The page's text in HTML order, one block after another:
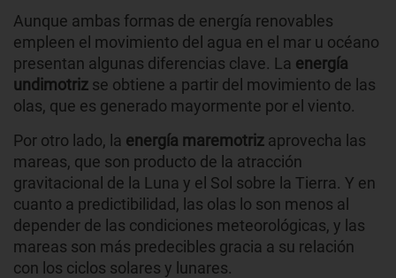
Aunque ambas formas de energía renovables
empleen el movimiento del agua en el mar u océano
presentan algunas diferencias clave. La energía
undimotriz se obtiene a partir del movimiento de las
olas, que es generado mayormente por el viento.
Por otro lado, la energía maremotriz aprovecha las
mareas, que son producto de la atracción
gravitacional de la Luna y el Sol sobre la Tierra. Y en
cuanto a predictibilidad, las olas lo son menos al
depender de las condiciones meteorológicas, y las
mareas son más predecibles gracia a su relación
con los ciclos solares y lunares.